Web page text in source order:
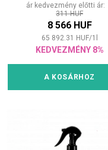
ár kedvezmény előtti ár:
311 HUF
8 566 HUF
65 892.31 HUF/1
KEDVEZMÉNY 8%
A KOSÁRHOZ